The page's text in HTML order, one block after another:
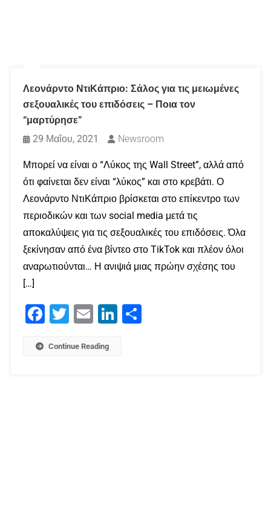
Λεονάρντο ΝτιΚάπριο: Σάλος για τις μειωμένες
σεξουαλικές του επιδόσεις – Ποια τον
“μαρτύρησε”
29 Μαΐου, 2021
Newsroom
Μπορεί να είναι ο “Λύκος της Wall Street”, αλλά από
ότι φαίνεται δεν είναι “λύκος” και στο κρεβάτι. Ο
Λεονάρντο ΝτιΚάπριο βρίσκεται στο επίκεντρο των
περιοδικών και των social media μετά τις
αποκαλύψεις για τις σεξουαλικές του επιδόσεις. Όλα
ξεκίνησαν από ένα βίντεο στο TikTok και πλέον όλοι
αναρωτιούνται… Η ανιψιά μιας πρώην σχέσης του
[…]
Facebook
Twitter Email LinkedIn
Continue Reading